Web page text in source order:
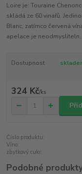
Loire je: Touraine
skládá ze 60 vinařů.
Blanc, zatímco červená
apelace je
Dostupnost
324 Kč/ks
Číslo produktu:
Víno:
zbytkový cukr:
Podobné